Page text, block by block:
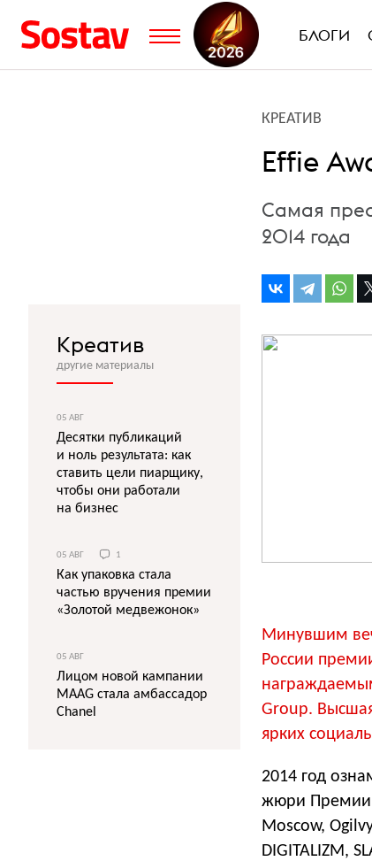
БЛОГИ
КРЕАТИВ
Effie
Самая
2014 года
Минувшим
России
Group.
ярких
2014 год
жюри Премии.
Moscow,
DIGITALIZM,
Креатив
другие материалы
05 АВГ
Десятки публикаций
и ноль результата: как
ставить цели пиарщику,
чтобы они работали
на бизнес
05 АВГ 1
Как упаковка стала
частью вручения премии
«Золотой медвежонок»
05 АВГ
Лицом новой кампании
MAAG стала амбассадор
Chanel